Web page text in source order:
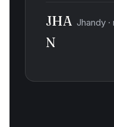
JHA
N
Jhandy